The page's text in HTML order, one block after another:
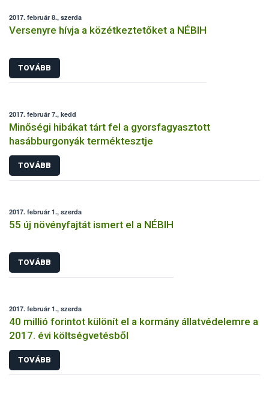
2017. február 8., szerda
Versenyre hívja a közétkeztetőket a NÉBIH
TOVÁBB
2017. február 7., kedd
Minőségi hibákat tárt fel a gyorsfagyasztott
hasábburgonyák terméktesztje
TOVÁBB
2017. február 1., szerda
55 új növényfajtát ismert el a NÉBIH
TOVÁBB
2017. február 1., szerda
40 millió forintot különít el a kormány állatvédelemre a
2017. évi költségvetésből
TOVÁBB